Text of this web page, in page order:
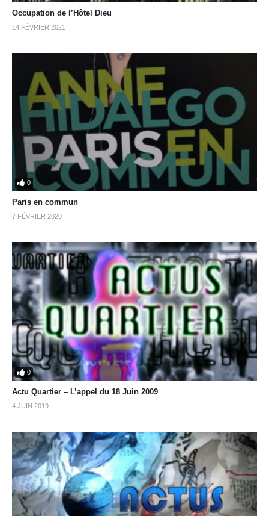
Occupation de l’Hôtel Dieu
14 FÉVRIER 2021
0
Paris en commun
7 FÉVRIER 2020
0
Actu Quartier – L’appel du 18 Juin 2009
4 JUIN 2019